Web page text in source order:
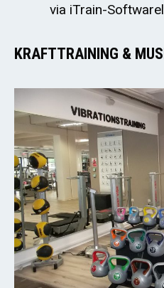
via iTrain-
KRAFTTRAINING &